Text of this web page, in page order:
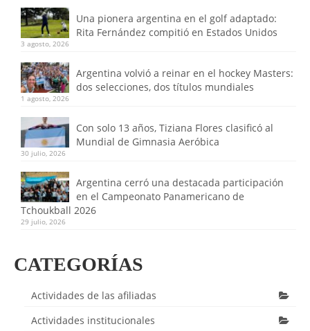
Una pionera argentina en el golf adaptado:
Rita Fernández compitió en Estados Unidos
3 agosto, 2026
Argentina volvió a reinar en el hockey Masters:
dos selecciones, dos títulos mundiales
1 agosto, 2026
Con solo 13 años, Tiziana Flores clasificó al
Mundial de Gimnasia Aeróbica
30 julio, 2026
Argentina cerró una destacada participación
en el Campeonato Panamericano de
Tchoukball 2026
29 julio, 2026
CATEGORÍAS
Actividades de las afiliadas
Actividades institucionales